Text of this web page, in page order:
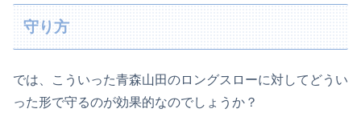
守り方
では、こういった青森山田のロングスローに対してどうい
った形で守るのが効果的なのでしょうか？